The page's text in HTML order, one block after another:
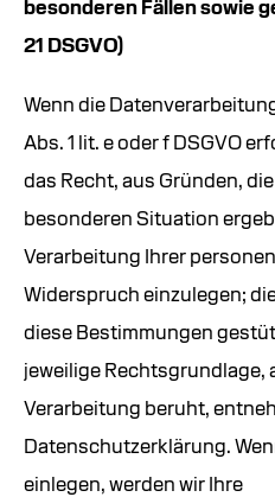
besonderen Fällen sowie
21 DSGVO)
Wenn die
Abs. 1 lit. e oder f DSGVO
das Recht, aus Gründen,
besonderen Situation
Verarbeitung Ihrer
Widerspruch einzulegen;
diese Bestimmungen
jeweilige Rechtsgrundlage,
Verarbeitung beruht,
Datenschutzerklärung.
einlegen, werden wir Ihre